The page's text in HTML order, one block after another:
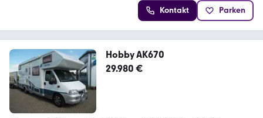
Kontakt Parken
Hobby AK670
29.980 €